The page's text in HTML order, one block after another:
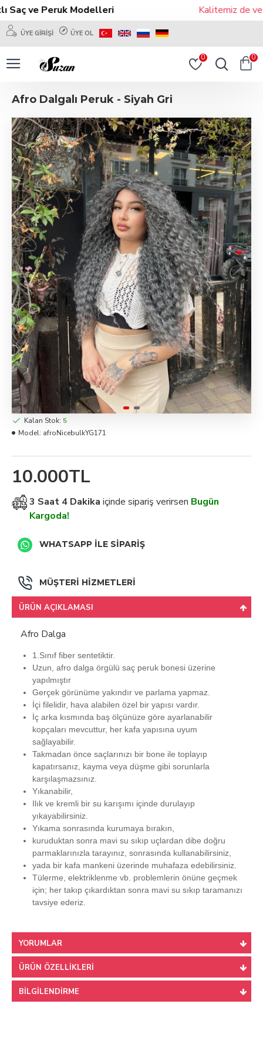
ve Peruk Modelleri Kalitemiz de ve
ÜYE GIRIŞI ÜYE OL
0 0
Afro Dalgalı Peruk - Siyah Gri
10.000TL
Kalan Stok: 5
Model: afroNicebulkYG171
3 Saat 4 Dakika içinde sipariş verirsen Bugün
Kargoda!
WHATSAPP İLE SİPARİŞ
MÜŞTERİ HİZMETLERİ
ÜRÜN AÇIKLAMASI
Afro Dalga
1.Sınıf fiber sentetiktir.
Uzun, afro dalga örgülü saç peruk bonesi üzerine
yapılmıştır
Gerçek görünüme yakındır ve parlama yapmaz.
İçi filelidir, hava alabilen özel bir yapısı vardır.
İç arka kısmında baş ölçünüze göre ayarlanabilir
kopçaları mevcuttur, her kafa yapısına uyum
sağlayabilir.
Takmadan önce saçlarınızı bir bone ile toplayıp
kapatırsanız, kayma veya düşme gibi sorunlarla
karşılaşmazsınız.
Yıkanabilir,
Ilık ve kremli bir su karışımı içinde durulayıp
yıkayabilirsiniz.
Yıkama sonrasında kurumaya bırakın,
kuruduktan sonra mavi su sıkıp uçlardan dibe doğru
parmaklarınızla tarayınız, sonrasında kullanabilirsiniz,
yada bir kafa mankeni üzerinde muhafaza edebilirsiniz.
Tülerme, elektriklenme vb. problemlerin önüne geçmek
için; her takıp çıkardıktan sonra mavi su sıkıp taramanızı
tavsiye ederiz.
YORUMLAR
ÜRÜN ÖZELLIKLERI
BILGILENDIRME